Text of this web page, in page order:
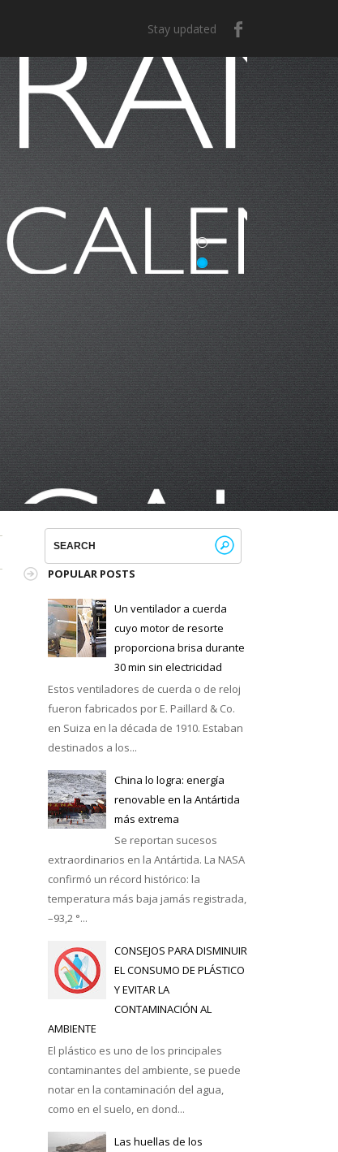
Stay updated
POPULAR POSTS
Un ventilador a cuerda
cuyo motor de resorte
proporciona brisa durante
30 min sin electricidad
Estos ventiladores de cuerda o de reloj
fueron fabricados por E. Paillard & Co.
en Suiza en la década de 1910. Estaban
destinados a los...
China lo logra: energía
renovable en la Antártida
más extrema
Se reportan sucesos
extraordinarios en la Antártida. La NASA
confirmó un récord histórico: la
temperatura más baja jamás registrada,
–93,2 °...
CONSEJOS PARA DISMINUIR
EL CONSUMO DE PLÁSTICO
Y EVITAR LA
CONTAMINACIÓN AL
AMBIENTE
El plástico es uno de los principales
contaminantes del ambiente, se puede
notar en la contaminación del agua,
como en el suelo, en dond...
Las huellas de los